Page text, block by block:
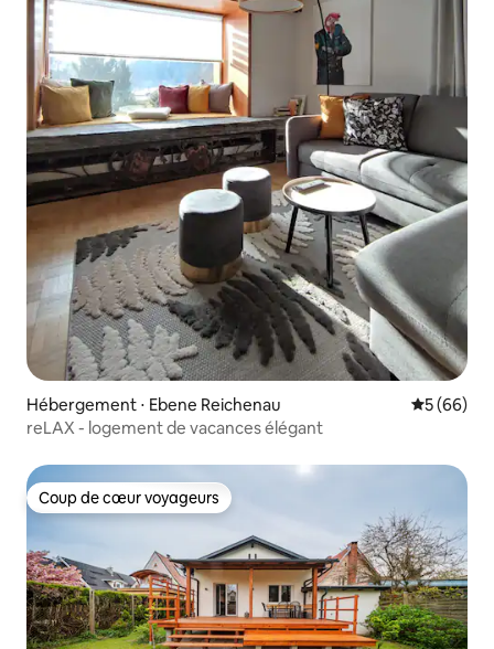
Hébergement ⋅ Ebene Reichenau
5 (66)
reLAX - logement de vacances élégant
Coup de cœur voyageurs
Coup de cœur voyageurs